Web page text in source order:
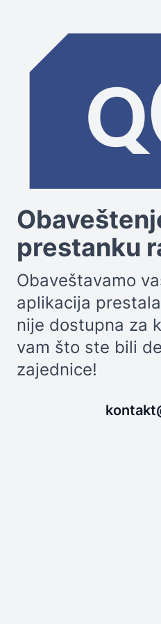
prestanku
Obaveštavamo
aplikacija
nije dostupna za
vam što ste bili
zajednice!